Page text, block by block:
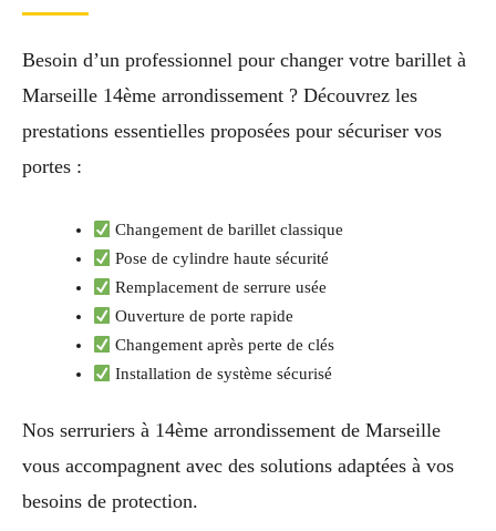
Besoin d’un professionnel pour changer votre barillet à
Marseille 14ème arrondissement ? Découvrez les
prestations essentielles proposées pour sécuriser vos
portes :
Changement de barillet classique
Pose de cylindre haute sécurité
Remplacement de serrure usée
Ouverture de porte rapide
Changement après perte de clés
Installation de système sécurisé
Nos serruriers à 14ème arrondissement de Marseille
vous accompagnent avec des solutions adaptées à vos
besoins de protection.